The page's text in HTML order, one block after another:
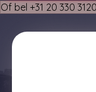
Of bel +31 20 330 3120